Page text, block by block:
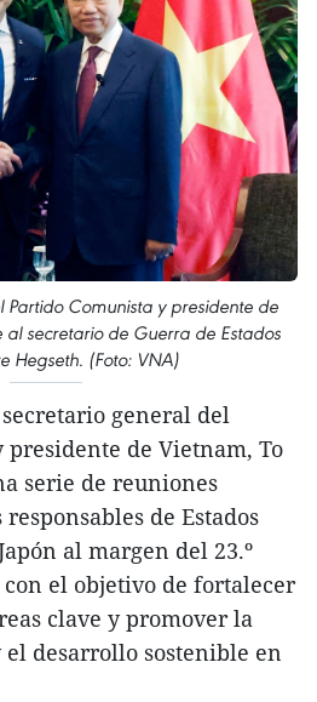
Partido Comunista y presidente de
al secretario de Guerra de Estados
Hegseth. (Foto: VNA)
general del
presidente de Vietnam, To
serie de reuniones
de Estados
al margen del 23.º
el objetivo de fortalecer
clave y promover la
desarrollo sostenible en